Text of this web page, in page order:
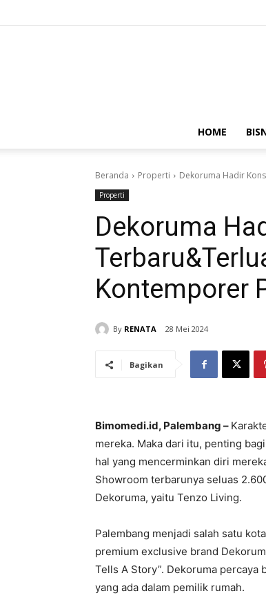
HOME
Beranda Properti Dekoruma Hadir
Properti
Dekoruma
Kontemporer
By RENATA 28 Mei 2024
Bagikan
Bimomedi.id, Palembang –
mereka. Maka dari itu, penting
hal yang mencerminkan diri
Showroom terbarunya seluas
Dekoruma, yaitu Tenzo Living.
Palembang menjadi salah satu
premium exclusive brand
Tells A Story”. Dekoruma
yang ada dalam pemilik rumah.